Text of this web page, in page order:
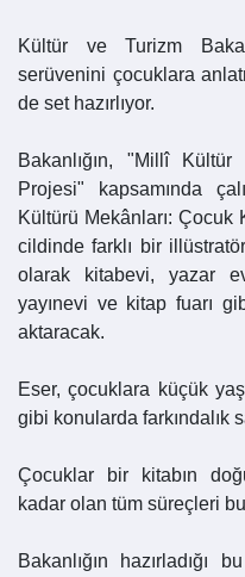
Kültür ve Turizm
serüvenini çocuklara
de set hazırlıyor.
Bakanlığın, "Millî Kültür
Projesi" kapsamında
Kültürü Mekânları: Çocuk
cildinde farklı bir
olarak kitabevi, yazar
yayınevi ve kitap fuarı
aktaracak.
Eser, çocuklara küçük
gibi konularda farkındalık
Çocuklar bir kitabın
kadar olan tüm süreçleri
Bakanlığın hazırladığı